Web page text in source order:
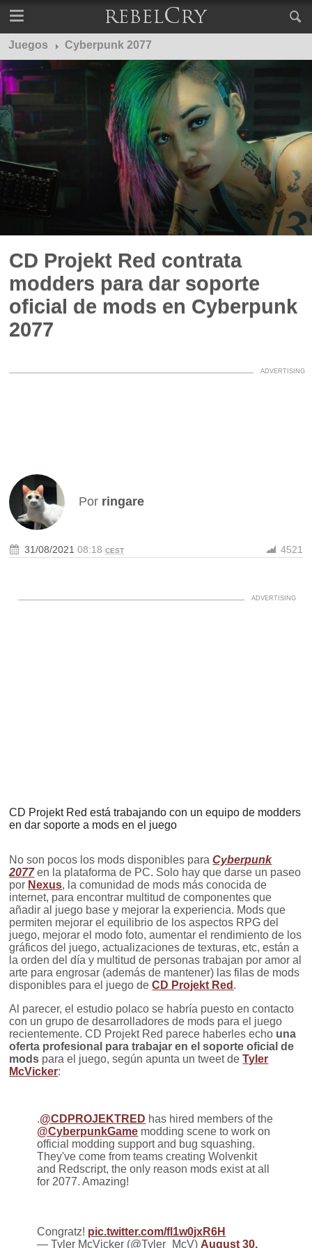
Juegos Cyberpunk 2077
CD Projekt Red contrata
modders para dar soporte
oficial de mods en Cyberpunk
2077
Por ringare
31/08/2021 08:18CEST 4521
CD Projekt Red está trabajando con un equipo de modders
en dar soporte a mods en el juego
No son pocos los mods disponibles paraCyberpunk
2077en la plataforma de PC. Solo hay que darse un paseo
por Nexus, la comunidad de mods más conocida de
internet, para encontrar multitud de componentes que
añadir al juego base y mejorar la experiencia. Mods que
permiten mejorar el equilibrio de los aspectos RPG del
juego, mejorar el modo foto, aumentar el rendimiento de los
gráficos del juego, actualizaciones de texturas, etc, están a
la orden del día y multitud de personas trabajan por amor al
arte para engrosar (además de mantener) las filas de mods
disponibles para el juego deCD Projekt Red .
Al parecer, el estudio polaco se habría puesto en contacto
con un grupo de desarrolladores de mods para el juego
recientemente. CD Projekt Red parece haberles echo una
oferta profesional para trabajar en el soporte oficial de
mods para el juego, según apunta un tweet deTyler
McVicker:
.@CDPROJEKTRED has hired members of the
@CyberpunkGame modding scene to work on
official modding support and bug squashing.
They've come from teams creating Wolvenkit
and Redscript, the only reason mods exist at all
for 2077. Amazing!
Congratz! pic.twitter.com/fl1w0jxR6H
— Tyler McVicker (@Tyler_McV) August 30,